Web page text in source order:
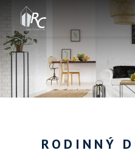
RODINNÝ